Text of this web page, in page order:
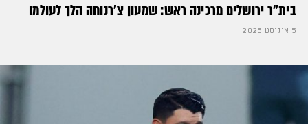
בית"ר ירושלים מרכינה ראש: שמעון צ'רנוחה הלך לעולמו
5 אוגוסט 2026